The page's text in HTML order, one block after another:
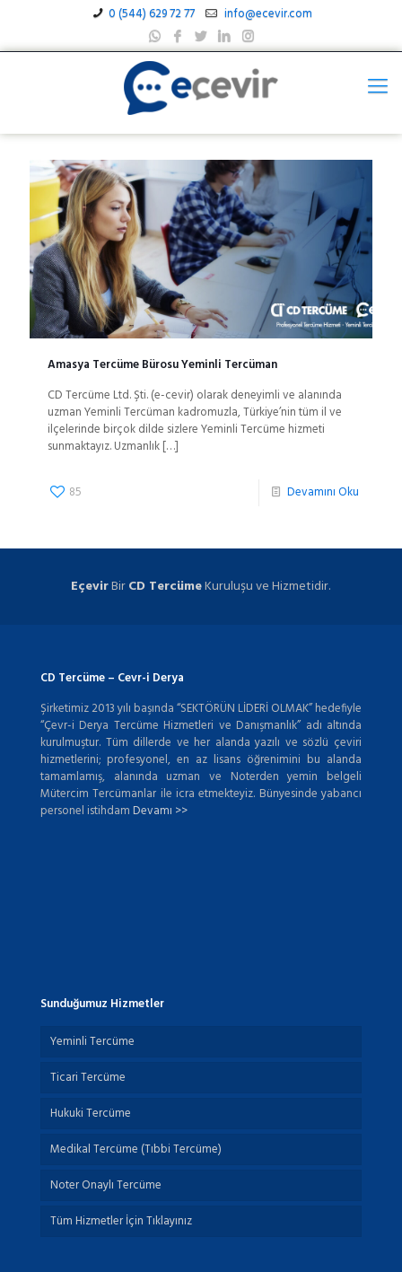
0 (544) 629 72 77 info@ecevir.com
Amasya Tercüme Bürosu Yeminli Tercüman
CD Tercüme Ltd. Şti. (e-cevir) olarak deneyimli ve alanında
uzman Yeminli Tercüman kadromuzla, Türkiye’nin tüm il ve
ilçelerinde birçok dilde sizlere Yeminli Tercüme hizmeti
sunmaktayız. Uzmanlık[…]
85 Devamını Oku
EçevirBirCD TercümeKuruluşu ve Hizmetidir.
CD Tercüme – Cevr-i Derya
Şirketimiz 2013 yılı başında “SEKTÖRÜN LİDERİ OLMAK” hedefiyle
“Çevr-i Derya Tercüme Hizmetleri ve Danışmanlık” adı altında
kurulmuştur. Tüm dillerde ve her alanda yazılı ve sözlü çeviri
hizmetlerini; profesyonel, en az lisans öğrenimini bu alanda
tamamlamış, alanında uzman ve Noterden yemin belgeli
Mütercim Tercümanlar ile icra etmekteyiz. Bünyesinde yabancı
personel istihdamDevamı >>
Sunduğumuz Hizmetler
Yeminli Tercüme
Ticari Tercüme
Hukuki Tercüme
Medikal Tercüme (Tıbbi Tercüme)
Noter Onaylı Tercüme
Tüm Hizmetler İçin Tıklayınız